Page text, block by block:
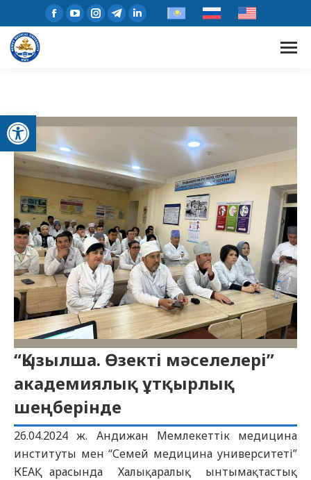
Open toolbar
“Қызылша. Өзекті мәселелері”
академиялық ұтқырлық
шеңберінде
26.04.2024 ж. Андижан Мемлекеттік медицина
институты мен “Семей медицина университеті”
КЕАҚ арасында Халықаралық ынтымақтастық